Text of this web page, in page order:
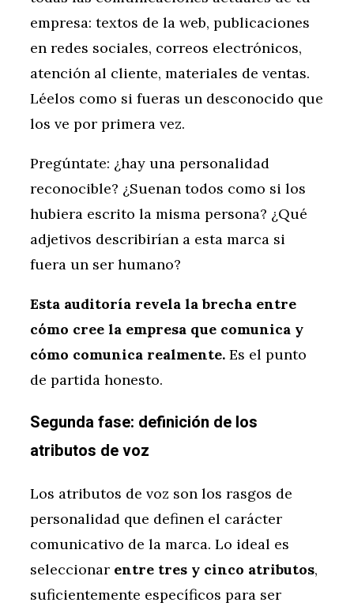
empresa: textos de la web, publicaciones
en redes sociales, correos electrónicos,
atención al cliente, materiales de ventas.
Léelos como si fueras un desconocido que
los ve por primera vez.
Pregúntate: ¿hay una personalidad
reconocible? ¿Suenan todos como si los
hubiera escrito la misma persona? ¿Qué
adjetivos describirían a esta marca si
fuera un ser humano?
Esta auditoría revela la brecha entre
cómo cree la empresa que comunica y
cómo comunica realmente. Es el punto
de partida honesto.
Segunda fase: definición de los
atributos de voz
Los atributos de voz son los rasgos de
personalidad que definen el carácter
comunicativo de la marca. Lo ideal es
seleccionar entre tres y cinco atributos,
suficientemente específicos para ser